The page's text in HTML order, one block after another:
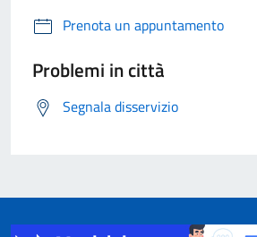
Prenota un appuntamento
Problemi in città
Segnala disservizio